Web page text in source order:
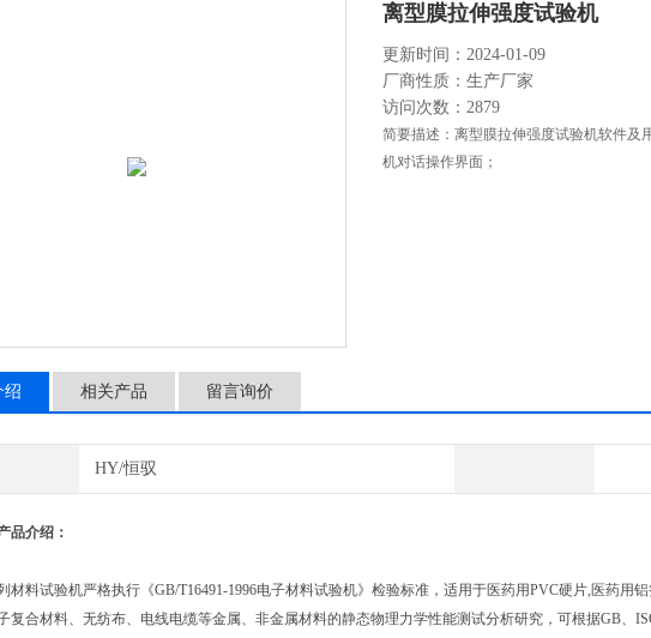
离型膜拉伸强度试验机
更新时间：2024-01-09
厂商性质：生产厂家
访问次数：2879
简要描述：离型膜拉伸强度试验机软件及
机对话操作界面；
绍 相关产品 留言询价
HY/恒驭
品介绍：
料试验机严格执行《GB/T16491-1996电子材料试验机》检验标准，适用于医药用PVC硬片,医药用
复合材料、无纺布、电线电缆等金属、非金属材料的静态物理力学性能测试分析研究，可根据GB、